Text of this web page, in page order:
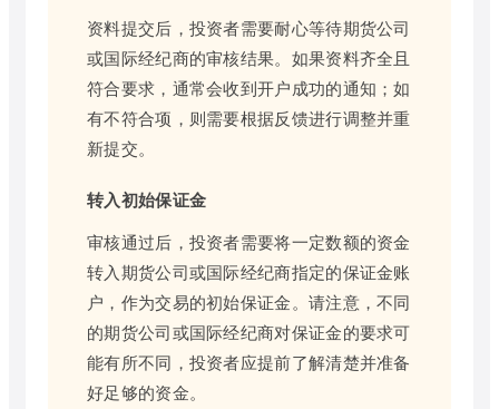
资料提交后，投资者需要耐心等待期货公司
或国际经纪商的审核结果。如果资料齐全且
符合要求，通常会收到开户成功的通知；如
有不符合项，则需要根据反馈进行调整并重
新提交。
转入初始保证金
审核通过后，投资者需要将一定数额的资金
转入期货公司或国际经纪商指定的保证金账
户，作为交易的初始保证金。请注意，不同
的期货公司或国际经纪商对保证金的要求可
能有所不同，投资者应提前了解清楚并准备
好足够的资金。